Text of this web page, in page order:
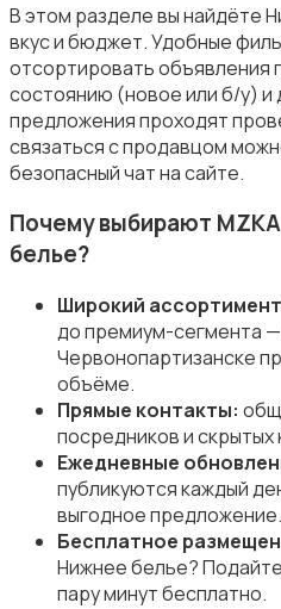
Рубашки
Спецодежда
Спортивная одежда
В этом разделе вы найдёте
вкус и бюджет. Удобные
отсортировать объявления
состоянию (новое или б/у) и
предложения проходят
связаться с продавцом
безопасный чат на сайте.
Почему выбирают
белье?
Широкий
до премиум-сегмента
Червонопартизанске
объёме.
Прямые контакты:
посредников и скрытых
Ежедневные
публикуются каждый
выгодное предложение.
Бесплатное
Нижнее белье?
пару минут бесплатно.